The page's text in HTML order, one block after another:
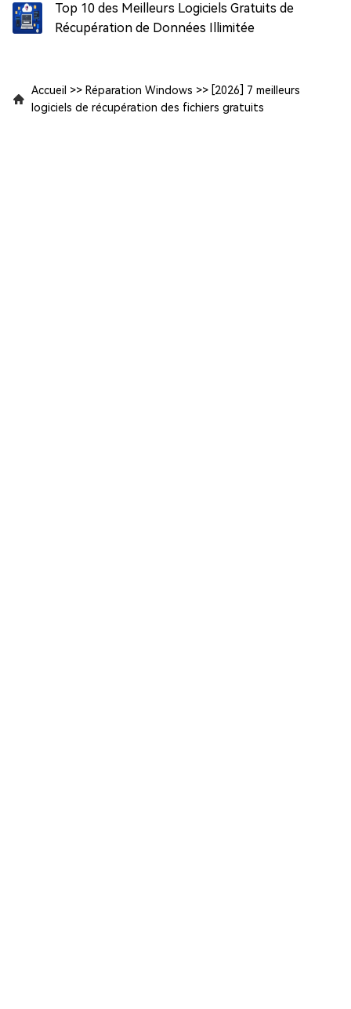
Top 10 des Meilleurs Logiciels Gratuits de
Récupération de Données Illimitée
Accueil >> Réparation Windows >> [2026] 7 meilleurs
logiciels de récupération des fichiers gratuits